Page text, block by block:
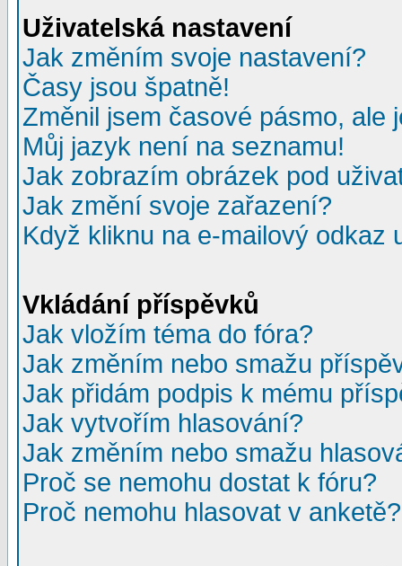
Uživatelská nastavení
Jak změním svoje nastavení?
Časy jsou špatně!
Změnil jsem časové pásmo, ale
Můj jazyk není na seznamu!
Jak zobrazím obrázek pod
Jak změní svoje zařazení?
Když kliknu na e-mailový odkaz
Vkládání příspěvků
Jak vložím téma do fóra?
Jak změním nebo smažu
Jak přidám podpis k mému
Jak vytvořím hlasování?
Jak změním nebo smažu
Proč se nemohu dostat k fóru?
Proč nemohu hlasovat v anketě?